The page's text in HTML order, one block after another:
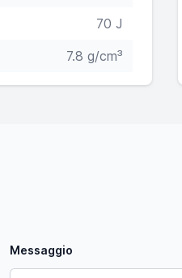
70 J
7.8 g/cm³
Messaggio